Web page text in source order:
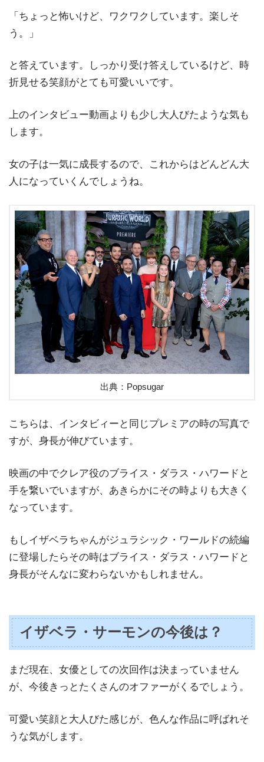
「ちょっと怖いけど、ワクワクしています。楽しそ
う。」
と答えています。しっかり受け答えしているけど、時
折見せる笑顔がとても可愛いいです。
上のインタビュー動画よりも少し大人びたような気も
します。
女の子は一気に成長するので、これからはどんどん大
人になっていくんでしょうね。
出典：Popsugar
こちらは、インタビィーと同じプレミアの時の写真で
すが、身長が伸びています。
映画の中でクレア役のブライス・ダラス・ハワードと
手を繋いでいますが、あきらかにその時よりも大きく
なっています。
もしイザベラちゃんがジュラシック・ワールドの続編
に登場したらその時はブライス・ダラス・ハワードと
身長がそんなに変わらないかもしれません。
イザベラ・サーモンの今後は？
まだ現在、女優としての次回作は決まっていません
が、今後きっとたくさんのオファーがくるでしょう。
可愛い笑顔と大人びた感じが、色んな作品に呼ばれそ
うな気がします。